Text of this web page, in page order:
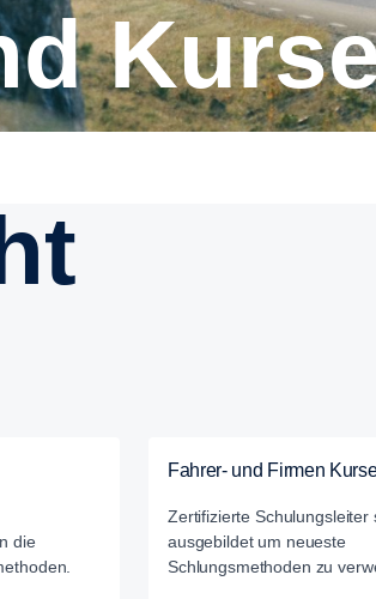
die
Fahrer- und Firmen
Zertifizierte Schulungsleiter
ausgebildet um neueste
Schlungsmethoden zu